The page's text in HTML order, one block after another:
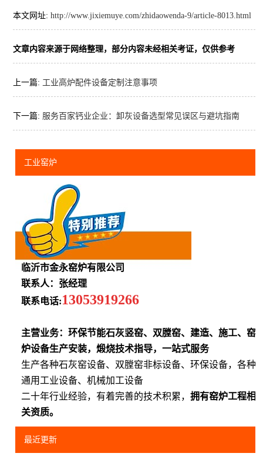
本文网址: http://www.jixiemuye.com/zhidaowenda-9/article-8013.html
文章内容来源于网络整理，部分内容未经相关考证，仅供参考
上一篇: 工业高炉配件设备定制注意事项
下一篇: 服务百家钙业企业：卸灰设备选型常见误区与避坑指南
工业窑炉
临沂市金永窑炉有限公司
联系人：张经理
联系电话:13053919266
主营业务：环保节能石灰竖窑、双膛窑、建造、施工、窑
炉设备生产安装，煅烧技术指导，一站式服务
生产各种石灰窑设备、双膛窑非标设备、环保设备，各种
通用工业设备、机械加工设备
二十年行业经验，有着完善的技术积累，拥有窑炉工程相
关资质。
最近更新